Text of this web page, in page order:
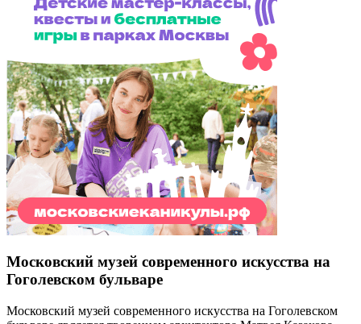
Московский музей современного искусства на
Гоголевском бульваре
Московский музей современного искусства на Гоголевском